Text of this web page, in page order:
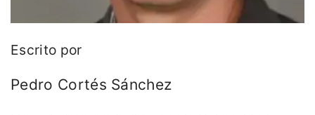
Escrito por
Pedro Cortés Sánchez